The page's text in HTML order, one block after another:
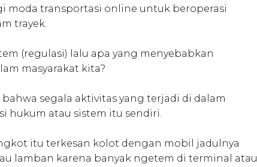
moda transportasi online untuk beroperasi
trayek.
(regulasi) lalu apa yang menyebabkan
masyarakat kita?
segala aktivitas yang terjadi di dalam
hukum atau sistem itu sendiri.
itu terkesan kolot dengan mobil jadulnya
lamban karena banyak ngetem di terminal atau